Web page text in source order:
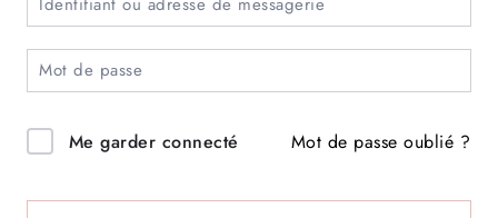
Me garder connecté Mot de passe oublié ?